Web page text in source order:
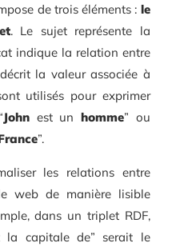
de trois éléments : le
. Le sujet représente la
indique la relation entre
la valeur associée à
utilisés pour exprimer
John est un homme” ou
”.
les relations entre
web de manière lisible
dans un triplet RDF,
la capitale de” serait le